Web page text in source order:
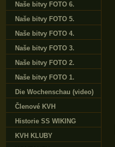
Naše bitvy FOTO 6.
Naše bitvy FOTO 5.
Naše bitvy FOTO 4.
Naše bitvy FOTO 3.
Naše bitvy FOTO 2.
Naše bitvy FOTO 1.
Die Wochenschau (video)
Členové KVH
Historie SS WIKING
KVH KLUBY